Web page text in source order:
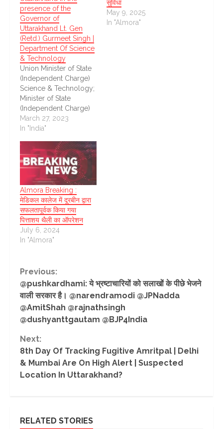
presence of the
Governor of
Uttarakhand Lt. Gen
(Retd.) Gurmeet Singh |
Department Of Science
& Technology
Union Minister of State
(Independent Charge)
Science & Technology;
Minister of State
(Independent Charge)
Earth Sciences; MoS
PMO, Personnel, Public
Atomic Energy and
Space, Dr. Jitendra
Singh today
inaugurated Asia’s
largest 4-metre
International Liquid
Mirror Telescope at
Devasthal in
Uttarakhand in the
presence of the
March 27, 2023
In "India"
सुविधा
May 9, 2025
In "Almora"
Almora Breaking :
मेडिकल कालेज में दूरबीन द्वारा
सफलतापूर्वक किया गया
पित्ताशय थैली का ऑपरेशन
July 6, 2024
In "Almora"
Continue
Reading
Previous:
@pushkardhami: ये भ्रष्टाचारियों को सलाखों के पीछे भेजने
वाली सरकार है। @narendramodi @JPNadda
@AmitShah @rajnathsingh
@dushyanttgautam @BJP4India
Next:
8th Day Of Tracking Fugitive Amritpal | Delhi
& Mumbai Are On High Alert | Suspected
Location In Uttarakhand?
RELATED STORIES